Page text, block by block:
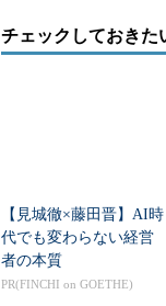
チェックしておきた
【見城徹×藤田晋】AI時
代でも変わらない経営
者の本質
PR(FINCHI on GOETHE)